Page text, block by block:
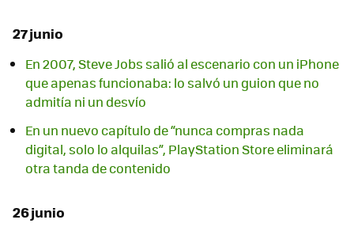
27 junio
En 2007, Steve Jobs salió al escenario con un iPhone
que apenas funcionaba: lo salvó un guion que no
admitía ni un desvío
En un nuevo capítulo de “nunca compras nada
digital, solo lo alquilas”, PlayStation Store eliminará
otra tanda de contenido
26 junio